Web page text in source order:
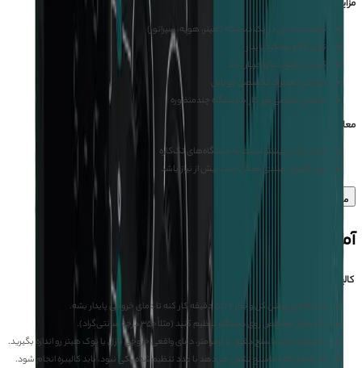
مزایای هیتر هویه سپراتور YIHUA 853 AAA
ترکیب سه ابزار در یک دستگاه (هیتر، هویه، سپراتور)
توان بالا و عملکرد پایدار
کنترل دقیق دما و جریان باد
مناسب تعمیرات تخصصی موبایل
کاهش شلوغی میز کار با دستگاه چندمنظوره
معایب هیتر هویه سپراتور YIHUA 853 AAA
ابعاد و وزن بیشتر نسبت به دستگاه‌های تک‌کاره
برای کاربران مبتدی ممکن است بیش از نیاز باشد
مشاهده بیشتر
آموزش
کالیبره کردن هیتر:
دستگاه رو روشن کن و بذار ۲ تا ۵ دقیقه کار کنه تا دمای خروجی پایدار بشه.
یک دمای مشخص روی دستگاه تنظیم کنید (مثلاً ۳۵۰ درجه سانتی‌گراد).
با استفاده از دماسنج دقیق یا ترمومتر، دمای واقعی خروجی نازل یا نوک هیتر رو اندازه بگیرید.
اگر عددی که دماسنج نشون می‌دهد با عدد تنظیم‌شده یکی نبود، باید کالیبره انجام شود.